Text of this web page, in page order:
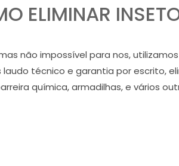
ELIMINAR
não impossível para nos,
técnico e garantia por escrito,
química, armadilhas, e vários